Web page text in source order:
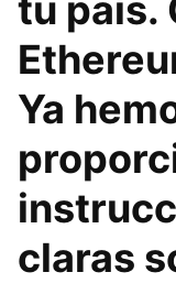
tu país.
Ya
claras